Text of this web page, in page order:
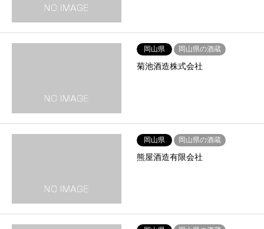
岡山県 岡山県の酒蔵
菊池酒造株式会社
岡山県 岡山県の酒蔵
熊屋酒造有限会社